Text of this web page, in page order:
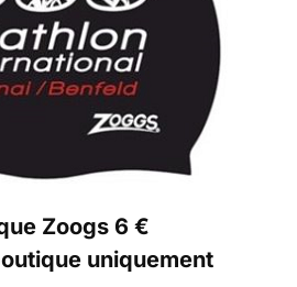
Zoogs 6 €
uniquement